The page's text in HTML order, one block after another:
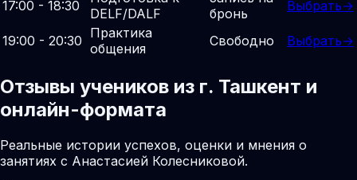
17:00 - 18:30
DELF/DALF
бронь
Выбрать→
19:00 - 20:30 Практика
общения
Свободно Выбрать→
Отзывы учеников из г. Ташкент и
онлайн-формата
Реальные истории успехов, оценки и мнения о
занятиях с Анастасией Колесниковой.